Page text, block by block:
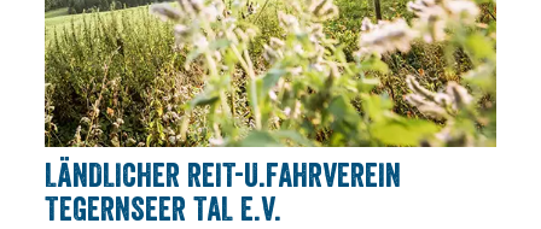
LÄNDLICHER REIT-U.FAHRVEREIN
TEGERNSEER TAL E.V.